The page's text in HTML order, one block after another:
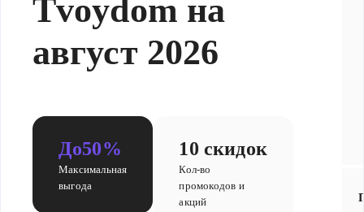
Tvoydom на
август 2026
До50%
Максимальная
выгода
10 скидок
Кол-во
промокодов и
акций